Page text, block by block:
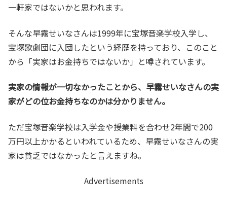
一軒家ではないかと思われます。
そんな早霧せいなさんは1999年に宝塚音楽学校入学し、
宝塚歌劇団に入団したという経歴を持っており、このこと
から「実家はお金持ちではないか」と噂されています。
実家の情報が一切なかったことから、早霧せいなさんの実
家がどの位お金持ちなのかは分かりません。
ただ宝塚音楽学校は入学金や授業料を合わせ2年間で200
万円以上かかるといわれているため、早霧せいなさんの実
家は貧乏ではなかったと言えますね。
Advertisements